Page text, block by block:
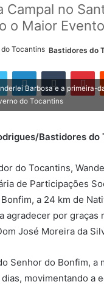
Campal no
o Maior
Bastidores do
Barbosa e a primeira-
do Tocantins
Bastidores do
do Tocantins,
de Participações
a 24 km de
agradecer por
José Moreira da
Senhor do Bonfim,
movimentando a